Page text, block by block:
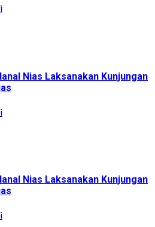
Nias Laksanakan Kunjungan
Nias Laksanakan Kunjungan